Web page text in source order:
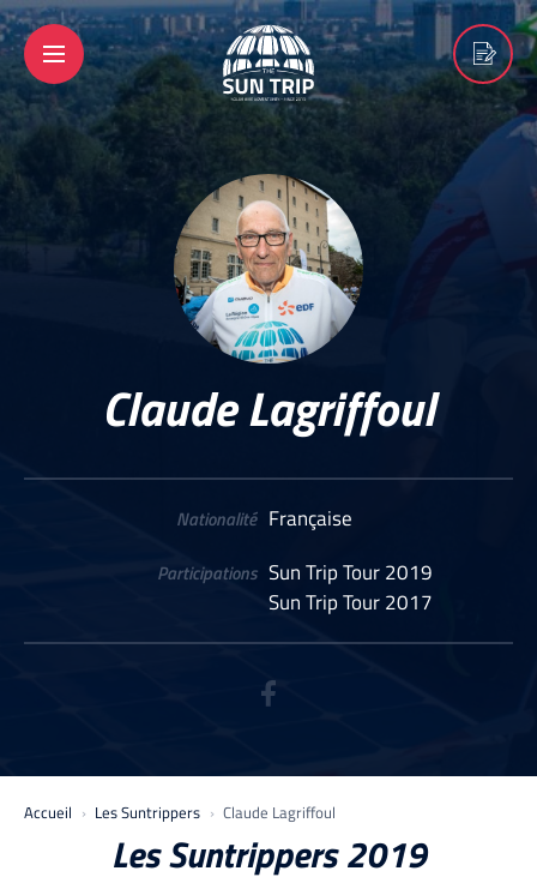
Claude Lagriffoul
Nationalité Française
Participations Sun Trip Tour 2019
Sun Trip Tour 2017
Accueil Les Suntrippers Claude Lagriffoul
Les Suntrippers 2019